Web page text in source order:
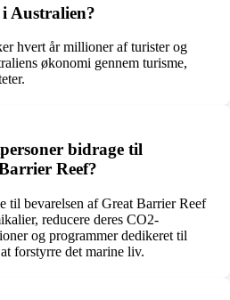
Australien?
hvert år millioner af turister og
økonomi gennem turisme,
bidrage til
Reef?
til bevarelsen af Great Barrier Reef
reducere deres CO2-
og programmer dedikeret til
forstyrre det marine liv.